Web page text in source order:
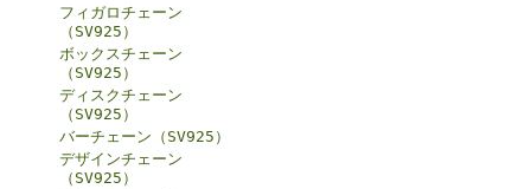
フィガロチェーン
（SV925）
ボックスチェーン
（SV925）
ディスクチェーン
（SV925）
バーチェーン（SV925）
デザインチェーン
（SV925）